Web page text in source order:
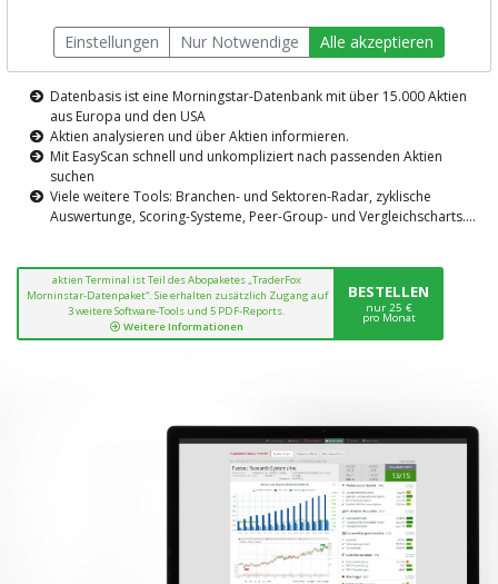
Die Aktienanalyse-Plattform von
TraderFox
Datenbasis ist eine Morningstar-Datenbank mit über 15.000 Aktien
aus Europa und den USA
Aktien analysieren und über Aktien informieren.
Mit EasyScan schnell und unkompliziert nach passenden Aktien
suchen
Viele weitere Tools: Branchen- und Sektoren-Radar, zyklische
Auswertunge, Scoring-Systeme, Peer-Group- und Vergleichscharts....
aktien Terminal ist Teil des Abopaketes „TraderFox
Morninstar-Datenpaket“. Sie erhalten zusätzlich Zugang auf
3 weitere Software-Tools und 5 PDF-Reports.
Weitere Informationen
BESTELLEN
nur 25 €
pro Monat
Einstellungen Nur Notwendige Alle akzeptieren